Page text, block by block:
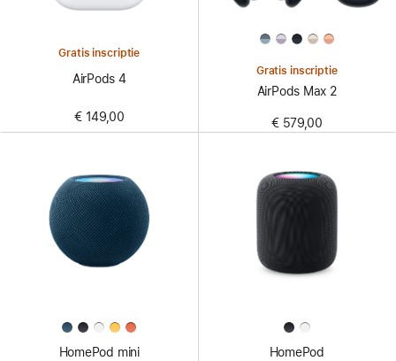
Gratis inscriptie
AirPods 4
€ 149,00
Gratis inscriptie
AirPods Max 2
€ 579,00
HomePod mini HomePod